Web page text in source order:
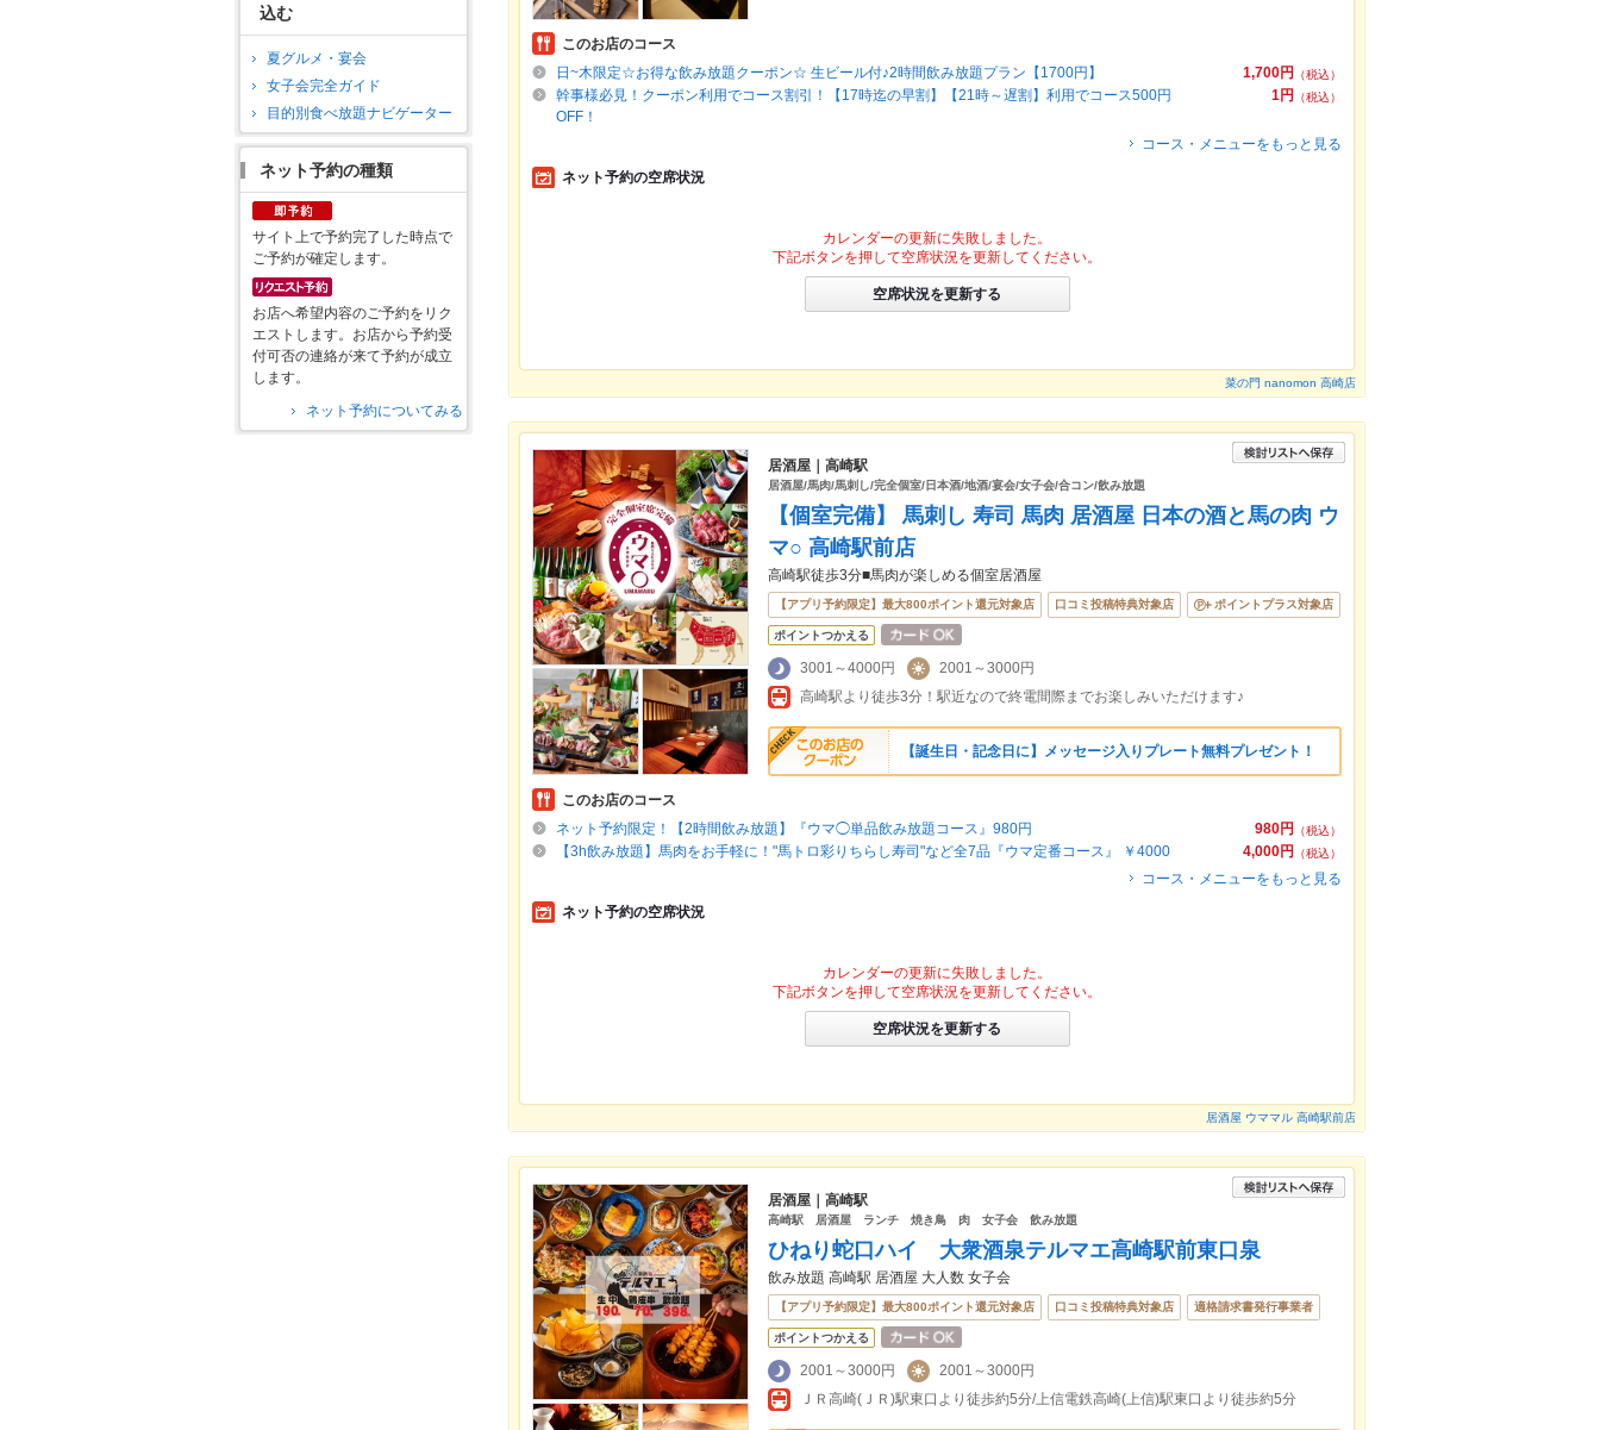
込む
夏グルメ・宴会
女子会完全ガイド
目的別食べ放題ナビゲーター
ネット予約の種類
サイト上で予約完了した時点で
ご予約が確定します。
お店へ希望内容のご予約をリク
エストします。お店から予約受
付可否の連絡が来て予約が成立
します。
ネット予約についてみる
このお店のコース
1,700円
（税込）
日~木限定☆お得な飲み放題クーポン☆ 生ビール付♪2時間飲み放題プラン【1700円】
1円
（税込）
幹事様必見！クーポン利用でコース割引！【17時迄の早割】【21時～遅割】利用でコース500円
OFF！
コース・メニューをもっと見る
ネット予約の空席状況
カレンダーの更新に失敗しました。
下記ボタンを押して空席状況を更新してください。
空席状況を更新する
菜の門 nanomon 高崎店
居酒屋｜高崎駅
居酒屋/馬肉/馬刺し/完全個室/日本酒/地酒/宴会/女子会/合コン/飲み放題
【個室完備】 馬刺し 寿司 馬肉 居酒屋 日本の酒と馬の肉 ウ
マ○ 高崎駅前店
高崎駅徒歩3分■馬肉が楽しめる個室居酒屋
【アプリ予約限定】最大800ポイント還元対象店 口コミ投稿特典対象店 ポイントプラス対象店
ポイントつかえる
3001～4000円
2001～3000円
高崎駅より徒歩3分！駅近なので終電間際までお楽しみいただけます♪
【誕生日・記念日に】メッセージ入りプレート無料プレゼント！
このお店のコース
980円
（税込）
ネット予約限定！【2時間飲み放題】『ウマ◯単品飲み放題コース』980円
4,000円
（税込）
【3h飲み放題】馬肉をお手軽に！"馬トロ彩りちらし寿司"など全7品『ウマ定番コース』 ￥4000
コース・メニューをもっと見る
ネット予約の空席状況
カレンダーの更新に失敗しました。
下記ボタンを押して空席状況を更新してください。
空席状況を更新する
居酒屋 ウママル 高崎駅前店
居酒屋｜高崎駅
高崎駅 居酒屋 ランチ 焼き鳥 肉 女子会 飲み放題
ひねり蛇口ハイ 大衆酒泉テルマエ高崎駅前東口泉
飲み放題 高崎駅 居酒屋 大人数 女子会
【アプリ予約限定】最大800ポイント還元対象店 口コミ投稿特典対象店 適格請求書発行事業者
ポイントつかえる
2001～3000円
2001～3000円
ＪＲ高崎(ＪＲ)駅東口より徒歩約5分/上信電鉄高崎(上信)駅東口より徒歩約5分